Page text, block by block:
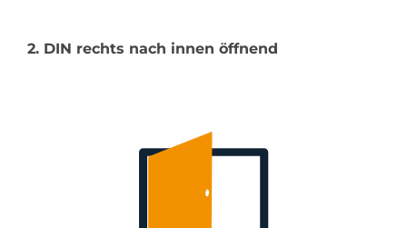
2. DIN rechts nach innen öffnend